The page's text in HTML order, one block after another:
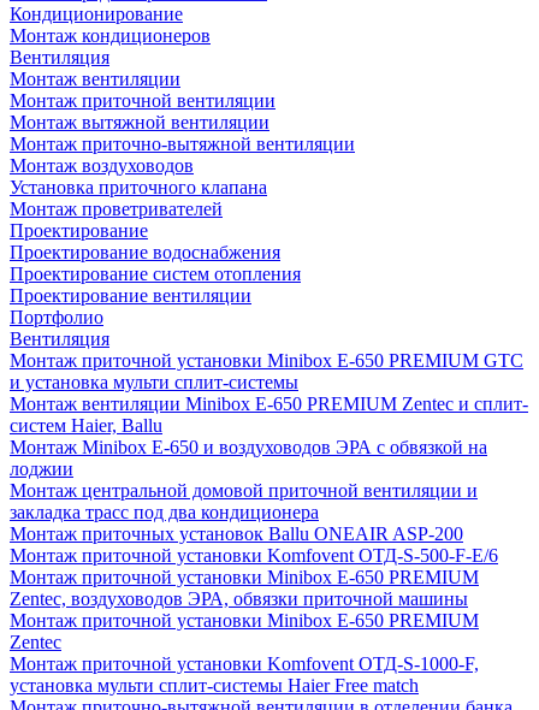
Кондиционирование
Монтаж кондиционеров
Вентиляция
Монтаж вентиляции
Монтаж приточной вентиляции
Монтаж вытяжной вентиляции
Монтаж приточно-вытяжной вентиляции
Монтаж воздуховодов
Установка приточного клапана
Монтаж проветривателей
Проектирование
Проектирование водоснабжения
Проектирование систем отопления
Проектирование вентиляции
Портфолио
Вентиляция
Монтаж приточной установки Minibox E-650 PREMIUM GTC
и установка мульти сплит-системы
Монтаж вентиляции Minibox E-650 PREMIUM Zentec и сплит-
систем Haier, Ballu
Монтаж Minibox E-650 и воздуховодов ЭРА с обвязкой на
лоджии
Монтаж центральной домовой приточной вентиляции и
закладка трасс под два кондиционера
Монтаж приточных установок Ballu ONEAIR ASP-200
Монтаж приточной установки Komfovent ОТД-S-500-F-E/6
Монтаж приточной установки Minibox E-650 PREMIUM
Zentec, воздуховодов ЭРА, обвязки приточной машины
Монтаж приточной установки Minibox E-650 PREMIUM
Zentec
Монтаж приточной установки Komfovent ОТД-S-1000-F,
установка мульти сплит-системы Haier Free match